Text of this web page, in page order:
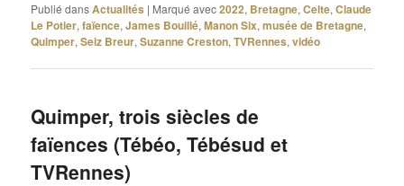
Publié dansActualités | Marqué avec2022, Bretagne,Celte,Claude
Le Potier,faïence,James Bouillé,Manon Six,musée de Bretagne,
Quimper,Seiz Breur,Suzanne Creston,TVRennes,vidéo
Quimper, trois siècles de
faïences (Tébéo, Tébésud et
TVRennes)